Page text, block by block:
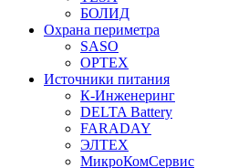
БОЛИД
Охрана периметра
SASO
OPTEX
Источники питания
К-Инженеринг
DELTA Battery
FARADAY
ЭЛТЕХ
МикроКомСервис